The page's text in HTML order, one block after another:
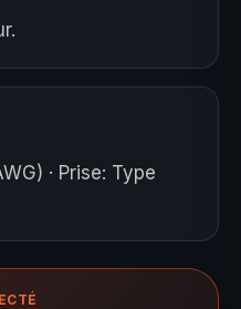
· Prise: Type